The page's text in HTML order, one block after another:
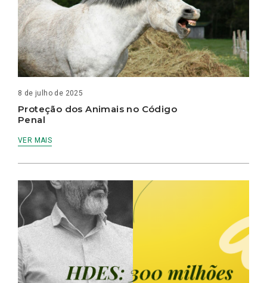
8 de julho de 2025
Proteção dos Animais no Código
Penal
VER MAIS